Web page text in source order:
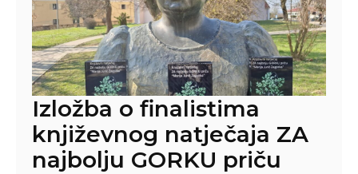
Izložba o finalistima
književnog natječaja ZA
najbolju GORKU priču